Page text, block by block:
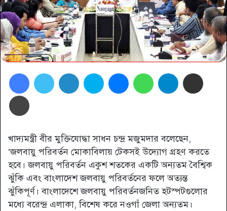
Facebook
Twitter LinkedInSkype MessengerWhatsAppTelegram
প্রিন্ট
খাদ্যমন্ত্রী বীর মুক্তিযোদ্ধা সাধন চন্দ্র মজুমদার বলেছেন,
‘জলবায়ু পরিবর্তন মোকাবিলায় টেকসই উদ্যোগ গ্রহণ করতে
হবে। জলবায়ু পরিবর্তন একুশ শতকের একটি অন্যতম বৈশ্বিক
ঝুঁকি এবং বাংলাদেশ জলবায়ু পরিবর্তনের ফলে অত্যন্ত
ঝুঁকিপূর্ণ। বাংলাদেশে জলবায়ু পরিবর্তনজনিত হটস্পটগুলোর
মধ্যে বরেন্দ্র এলাকা, বিশেষ করে নওগাঁ জেলা অন্যতম।